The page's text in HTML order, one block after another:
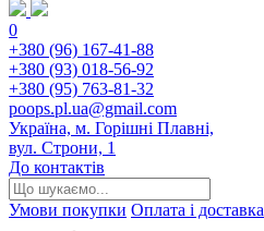
0
+380 (96) 167-41-88
+380 (93) 018-56-92
+380 (95) 763-81-32
poops.pl.ua@gmail.com
Україна, м. Горішні Плавні,
вул. Строни, 1
До контактів
Умови покупки Оплата і доставка